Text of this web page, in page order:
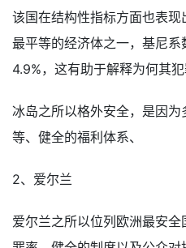
该国在结构性指标方面也表
最平等的经济体之一，基尼
4.9%，这有助于解释为何其犯
冰岛之所以格外安全，是因
等、健全的福利体系、
2、爱尔兰
爱尔兰之所以位列欧洲最安